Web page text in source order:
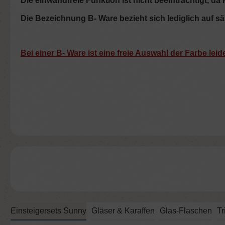
Die Bezeichnung B- Ware bezieht sich lediglich auf
Bei einer B- Ware ist eine freie Auswahl der Farbe
Einsteigersets Sunny Gläser & Karaffen Glas-Flaschen